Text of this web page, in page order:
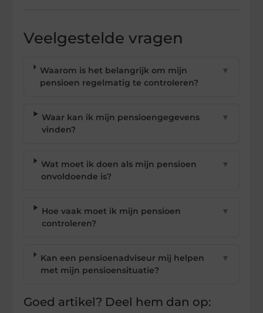
Veelgestelde vragen
Waarom is het belangrijk om mijn
pensioen regelmatig te controleren?
▼
Waar kan ik mijn pensioengegevens
vinden?
▼
Wat moet ik doen als mijn pensioen
onvoldoende is?
▼
Hoe vaak moet ik mijn pensioen
controleren?
▼
Kan een pensioenadviseur mij helpen
met mijn pensioensituatie?
▼
Goed artikel? Deel hem dan op: